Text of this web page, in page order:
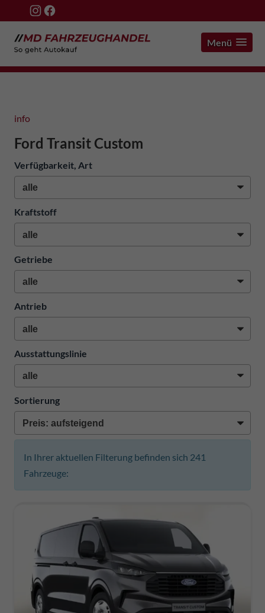
Menü
info
Ford Transit Custom
Verfügbarkeit, Art
Kraftstoff
Getriebe
Antrieb
Ausstattungslinie
Sortierung
In Ihrer aktuellen Filterung befinden sich 241
Fahrzeuge: